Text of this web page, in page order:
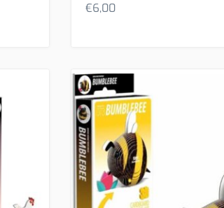
€6,00